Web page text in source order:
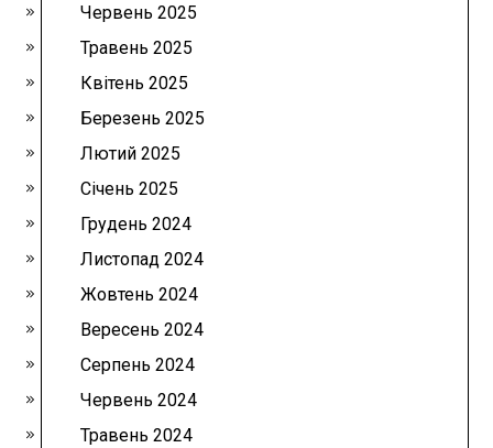
Червень 2025
Травень 2025
Квітень 2025
Березень 2025
Лютий 2025
Січень 2025
Грудень 2024
Листопад 2024
Жовтень 2024
Вересень 2024
Серпень 2024
Червень 2024
Травень 2024